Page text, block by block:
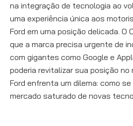
na integração de tecnologia ao
uma experiência única aos
Ford em uma posição delicada. O
que a marca precisa urgente de
com gigantes como Google e
poderia revitalizar sua posição no
Ford enfrenta um dilema: como
mercado saturado de novas